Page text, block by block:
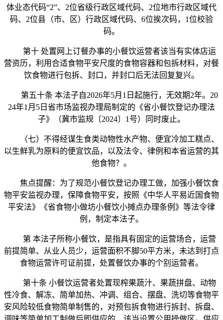
体业态代码“2”、2位省级行政区域代码、2位地市行政区域代
码、2位县（市、区）行政区域代码、6位挨次码，1位校验
码。
第十 处置网上订餐办事的小餐饮运营者该当有实体店运
营资历，利用合适食物平安尺度的食物容器和包拆材料，对餐
饮食物进行包拆、封口，并封口后无法回复复兴。
第五十条 本法子自2026年5月1日起施行，无效期2年。20
24年1月5日省市场监视办理局制定的《省小餐饮登记办理法
子》（冀市监规〔2024〕1号）同时废止。
（七）不得经谋生食类动物性水产物、便宜冷加工糕点、
以生鲜乳为原料的便宜饮品，以及法令、律例和本省运营的其
他食物？。
焦点提醒：为了规范小餐饮登记办理工做，加强小餐饮食
物平安监视办理，保障食物平安，按照《中华人平易近国食物
平安法》《省食物小做坊小餐饮小摊点办理条例》等法令律
例，制定本法子。
第 本法子所称小餐饮，是指具有固定的运营场合，运营
前提简单、从业人员少，运营面积不脚50平方米，未达到打点
食物运营许可证前提，处置餐饮办事的个别运营者。
第十条 小餐饮运营者处置现榨果蔬汁、果蔬拼盘、动物
性冷食、解冻、简单加热、冲调、组合、摆盘、洗切等食物平
安风险较低食物简单制售的，对预包拆食物进行拆封、拆盘、